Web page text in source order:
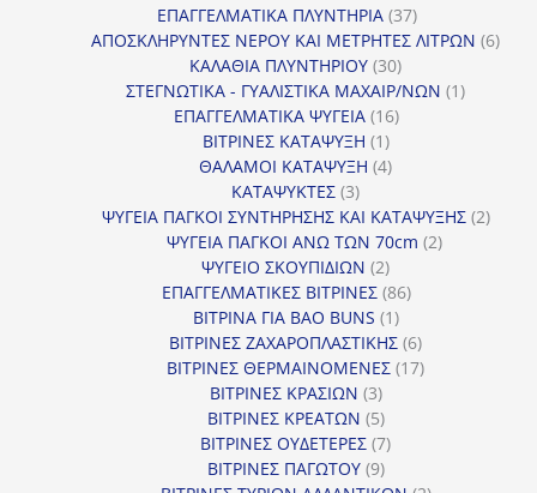
ΕΠΑΓΓΕΛΜΑΤΙΚΑ ΠΛΥΝΤΗΡΙΑ 3737
προϊόντα
ΑΠΟΣΚΛΗΡΥΝΤΕΣ ΝΕΡΟΥ ΚΑΙ ΜΕΤΡΗΤΕΣ ΛΙΤΡΩΝ 66
ΚΑΛΑΘΙΑ ΠΛΥΝΤΗΡΙΟΥ 3030
προϊόντα
ΣΤΕΓΝΩΤΙΚΑ - ΓΥΑΛΙΣΤΙΚΑ ΜΑΧΑΙΡ/ΝΩΝ 11
ΕΠΑΓΓΕΛΜΑΤΙΚΑ ΨΥΓΕΙΑ 1616
ΒΙΤΡΙΝΕΣ ΚΑΤΑΨΥΞΗ 11
προϊόν
ΘΑΛΑΜΟΙ ΚΑΤΑΨΥΞΗ 44
ΚΑΤΑΨΥΚΤΕΣ 33
προϊόντα
ΨΥΓΕΙΑ ΠΑΓΚΟΙ ΣΥΝΤΗΡΗΣΗΣ ΚΑΙ ΚΑΤΑΨΥΞΗΣ 22
ΨΥΓΕΙΑ ΠΑΓΚΟΙ ΑΝΩ ΤΩΝ 70cm 22
ΨΥΓΕΙΟ ΣΚΟΥΠΙΔΙΩΝ 22
προϊόντα
ΕΠΑΓΓΕΛΜΑΤΙΚΕΣ ΒΙΤΡΙΝΕΣ 8686
ΒΙΤΡΙΝΑ ΓΙΑ BAO BUNS 11
προϊόν
ΒΙΤΡΙΝΕΣ ΖΑΧΑΡΟΠΛΑΣΤΙΚΗΣ 66
προϊόντα
ΒΙΤΡΙΝΕΣ ΘΕΡΜΑΙΝΟΜΕΝΕΣ 1717
ΒΙΤΡΙΝΕΣ ΚΡΑΣΙΩΝ 33
προϊόντα
ΒΙΤΡΙΝΕΣ ΚΡΕΑΤΩΝ 55
προϊόντα
ΒΙΤΡΙΝΕΣ ΟΥΔΕΤΕΡΕΣ 77
ΒΙΤΡΙΝΕΣ ΠΑΓΩΤΟΥ 99